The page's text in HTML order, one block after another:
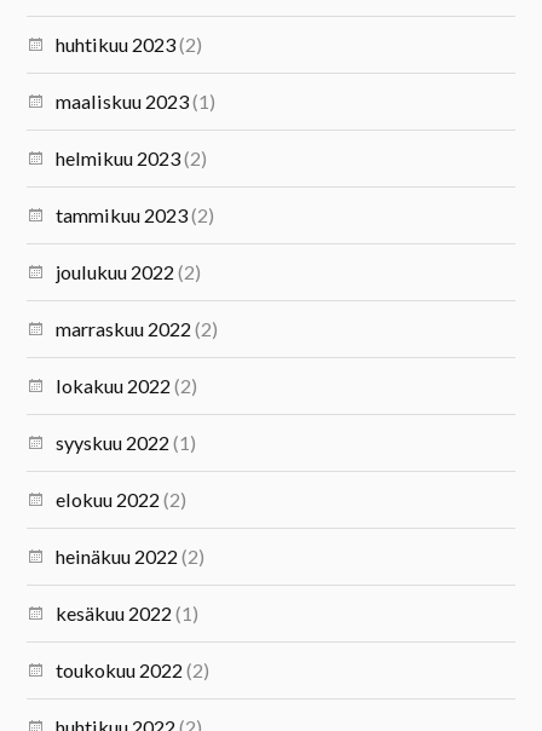
huhtikuu 2023(2)
maaliskuu 2023(1)
helmikuu 2023(2)
tammikuu 2023(2)
joulukuu 2022 (2)
marraskuu 2022 (2)
lokakuu 2022 (2)
syyskuu 2022 (1)
elokuu 2022 (2)
heinäkuu 2022 (2)
kesäkuu 2022 (1)
toukokuu 2022 (2)
huhtikuu 2022 (2)